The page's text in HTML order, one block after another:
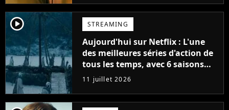
player2 STREAMING
Aujourd'hui sur Netflix : L'une
des meilleures séries d'action de
tous les temps, avec 6 saisons
parfaites
11 juillet 2026